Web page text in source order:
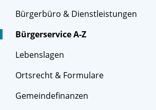
Bürgerbüro & Dienstleistungen
Bürgerservice A-Z
Lebenslagen
Ortsrecht & Formulare
Gemeindefinanzen